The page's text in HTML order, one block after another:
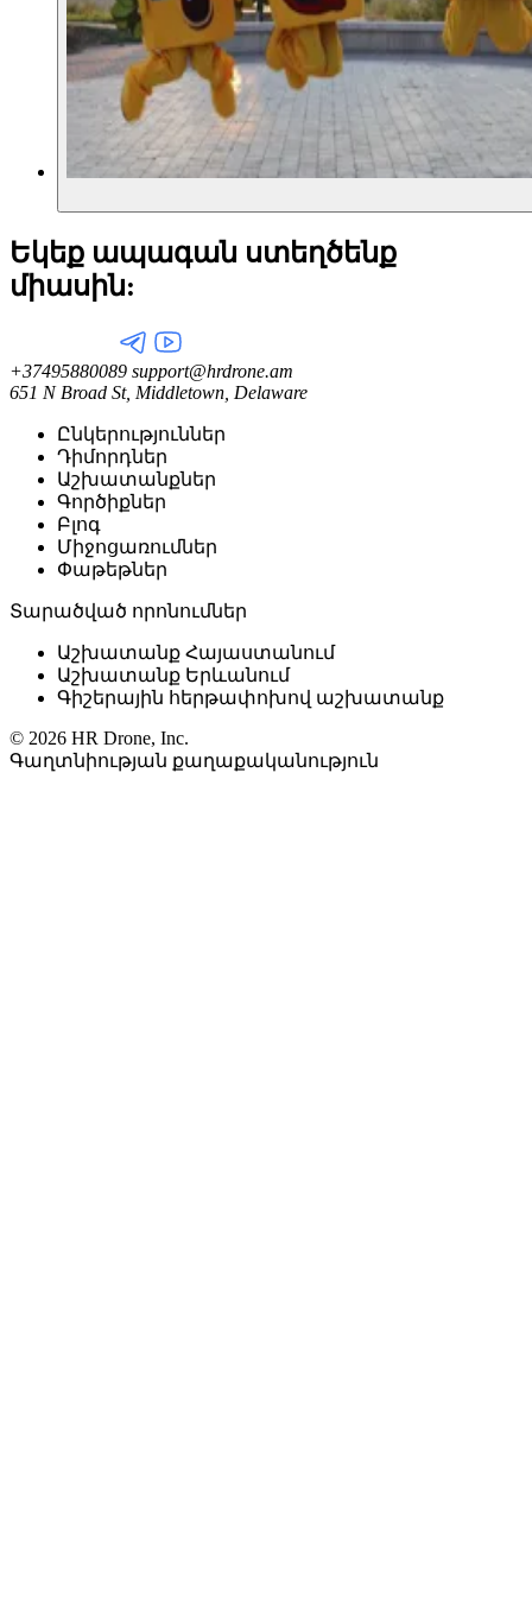
Եկեք ապագան ստեղծենք
միասին:
+37495880089 support@hrdrone.am
651 N Broad St, Middletown, Delaware
Ընկերություններ
Դիմորդներ
Աշխատանքներ
Գործիքներ
Բլոգ
Միջոցառումներ
Փաթեթներ
Տարածված որոնումներ
Աշխատանք Հայաստանում
Աշխատանք Երևանում
Գիշերային հերթափոխով աշխատանք
© 2026 HR Drone, Inc.
Գաղտնիության քաղաքականություն